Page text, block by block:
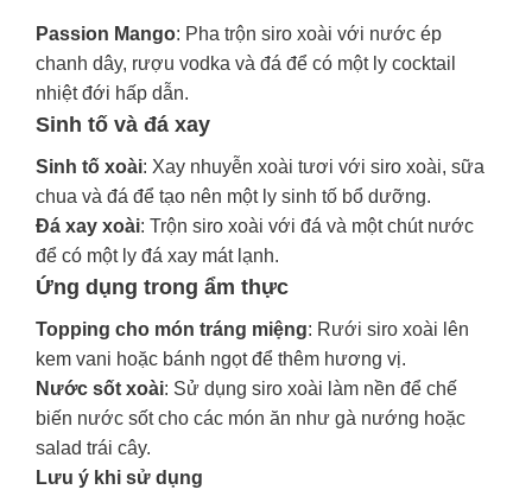
Passion Mango: Pha trộn siro xoài với nước ép
chanh dây, rượu vodka và đá để có một ly cocktail
nhiệt đới hấp dẫn.
Sinh tố và đá xay
Sinh tố xoài: Xay nhuyễn xoài tươi với siro xoài, sữa
chua và đá để tạo nên một ly sinh tố bổ dưỡng.
Đá xay xoài: Trộn siro xoài với đá và một chút nước
để có một ly đá xay mát lạnh.
Ứng dụng trong ẩm thực
Topping cho món tráng miệng: Rưới siro xoài lên
kem vani hoặc bánh ngọt để thêm hương vị.
Nước sốt xoài: Sử dụng siro xoài làm nền để chế
biến nước sốt cho các món ăn như gà nướng hoặc
salad trái cây.
Lưu ý khi sử dụng